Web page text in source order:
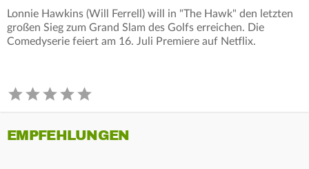
Lonnie Hawkins (Will Ferrell) will in "The Hawk" den letzten
großen Sieg zum Grand Slam des Golfs erreichen. Die
Comedyserie feiert am 16. Juli Premiere auf Netflix.
EMPFEHLUNGEN